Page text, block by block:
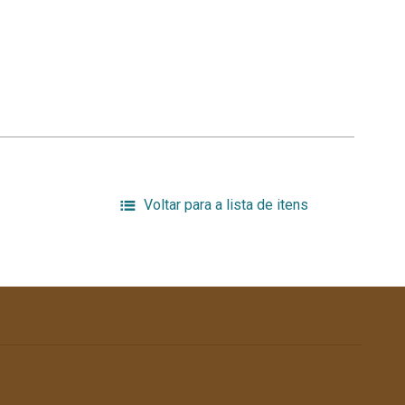
Voltar para a lista de itens